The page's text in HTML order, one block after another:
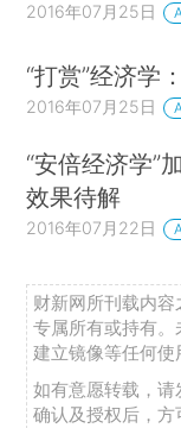
2016年07月25日
“打赏”经济学
2016年07月25日
“安倍经济学”
效果待解
2016年07月22日
财新网所刊载内
专属所有或持有
建立镜像等任何使
如有意愿转载，请
确认及授权后，方